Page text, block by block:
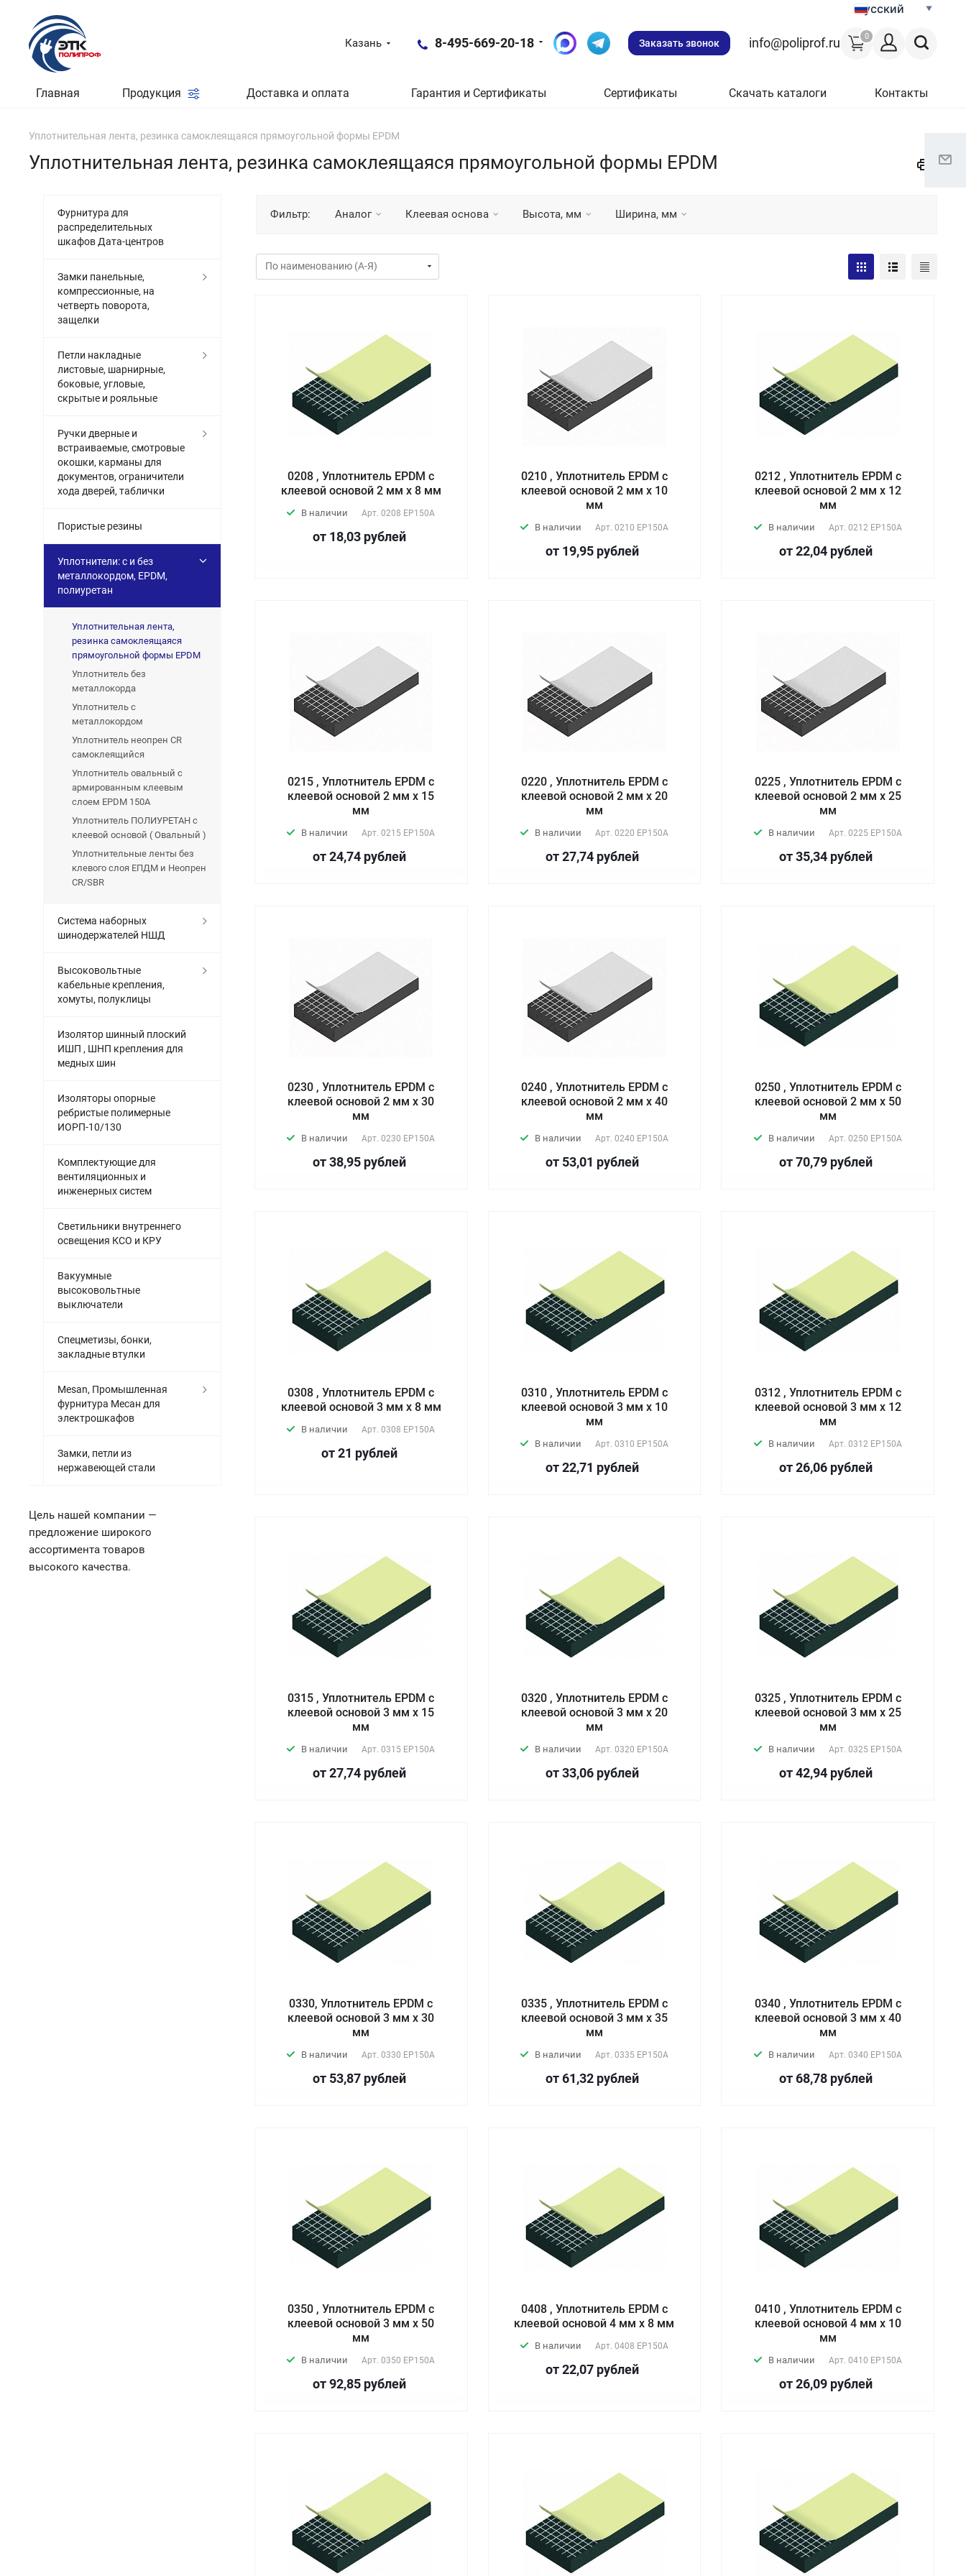
Русский
0
Казань 8-495-669-20-18 Заказать звонок info@poliprof.ru
Главная Продукция Доставка и оплата Гарантия и Сертификаты Сертификаты Скачать каталоги Контакты
Уплотнительная лента, резинка самоклеящаяся прямоугольной формы EPDM
Уплотнительная лента, резинка самоклеящаяся прямоугольной формы EPDM
Фильтр: Аналог Клеевая основа Высота, мм Ширина, мм
0208 , Уплотнитель EPDM с
клеевой основой 2 мм х 8 мм
В наличии Арт.0208 EP150А
от 18,03 рублей
0210 , Уплотнитель EPDM с
клеевой основой 2 мм х 10
мм
В наличии Арт. 0210 EP150А
от 19,95 рублей
0212 , Уплотнитель EPDM с
клеевой основой 2 мм х 12
мм
В наличии Арт. 0212 EP150А
от 22,04 рублей
0215 , Уплотнитель EPDM с
клеевой основой 2 мм х 15
мм
В наличии Арт.0215 EP150А
от 24,74 рублей
0220 , Уплотнитель EPDM с
клеевой основой 2 мм х 20
мм
В наличии Арт. 0220 EP150А
от 27,74 рублей
0225 , Уплотнитель EPDM с
клеевой основой 2 мм х 25
мм
В наличии Арт. 0225 EP150А
от 35,34 рублей
0230 , Уплотнитель EPDM с
клеевой основой 2 мм х 30
мм
В наличии Арт.0230 EP150А
от 38,95 рублей
0240 , Уплотнитель EPDM с
клеевой основой 2 мм х 40
мм
В наличии Арт. 0240 EP150А
от 53,01 рублей
0250 , Уплотнитель EPDM с
клеевой основой 2 мм х 50
мм
В наличии Арт. 0250 EP150А
от 70,79 рублей
0308 , Уплотнитель EPDM с
клеевой основой 3 мм х 8 мм
В наличии Арт.0308 EP150А
от 21 рублей
0310 , Уплотнитель EPDM с
клеевой основой 3 мм х 10
мм
В наличии Арт. 0310 EP150А
от 22,71 рублей
0312 , Уплотнитель EPDM с
клеевой основой 3 мм х 12
мм
В наличии Арт. 0312 EP150А
от 26,06 рублей
0315 , Уплотнитель EPDM с
клеевой основой 3 мм х 15
мм
В наличии Арт.0315 EP150А
от 27,74 рублей
0320 , Уплотнитель EPDM с
клеевой основой 3 мм х 20
мм
В наличии Арт. 0320 EP150А
от 33,06 рублей
0325 , Уплотнитель EPDM с
клеевой основой 3 мм х 25
мм
В наличии Арт. 0325 EP150А
от 42,94 рублей
0330, Уплотнитель EPDM с
клеевой основой 3 мм х 30
мм
В наличии Арт.0330 EP150А
от 53,87 рублей
0335 , Уплотнитель EPDM с
клеевой основой 3 мм х 35
мм
В наличии Арт. 0335 EP150А
от 61,32 рублей
0340 , Уплотнитель EPDM с
клеевой основой 3 мм х 40
мм
В наличии Арт. 0340 EP150А
от 68,78 рублей
0350 , Уплотнитель EPDM с
клеевой основой 3 мм х 50
мм
В наличии Арт.0350 EP150А
от 92,85 рублей
0408 , Уплотнитель EPDM с
клеевой основой 4 мм х 8 мм
В наличии Арт. 0408 EP150А
от 22,07 рублей
0410 , Уплотнитель EPDM с
клеевой основой 4 мм х 10
мм
В наличии Арт. 0410 EP150А
от 26,09 рублей
Фурнитура для
распределительных
шкафов Дата-центров
Замки панельные,
компрессионные, на
четверть поворота,
защелки
Петли накладные
листовые, шарнирные,
боковые, угловые,
скрытые и рояльные
Ручки дверные и
встраиваемые, смотровые
окошки, карманы для
документов, ограничители
хода дверей, таблички
Пористые резины
Уплотнители: с и без
металлокордом, EPDM,
полиуретан
Уплотнительная лента,
резинка самоклеящаяся
прямоугольной формы EPDM
Уплотнитель без
металлокорда
Уплотнитель с
металлокордом
Уплотнитель неопрен CR
самоклеящийся
Уплотнитель овальный с
армированным клеевым
слоем EPDM 150A
Уплотнитель ПОЛИУРЕТАН с
клеевой основой ( Овальный )
Уплотнительные ленты без
клевого слоя ЕПДМ и Неопрен
CR/SBR
Система наборных
шинодержателей НШД
Высоковольтные
кабельные крепления,
хомуты, полуклицы
Изолятор шинный плоский
ИШП , ШНП крепления для
медных шин
Изоляторы опорные
ребристые полимерные
ИОРП-10/130
Комплектующие для
вентиляционных и
инженерных систем
Светильники внутреннего
освещения КСО и КРУ
Вакуумные
высоковольтные
выключатели
Спецметизы, бонки,
закладные втулки
Mesan, Промышленная
фурнитура Месан для
электрошкафов
Замки, петли из
нержавеющей стали
Цель нашей компании —
предложение широкого
ассортимента товаров
высокого качества.